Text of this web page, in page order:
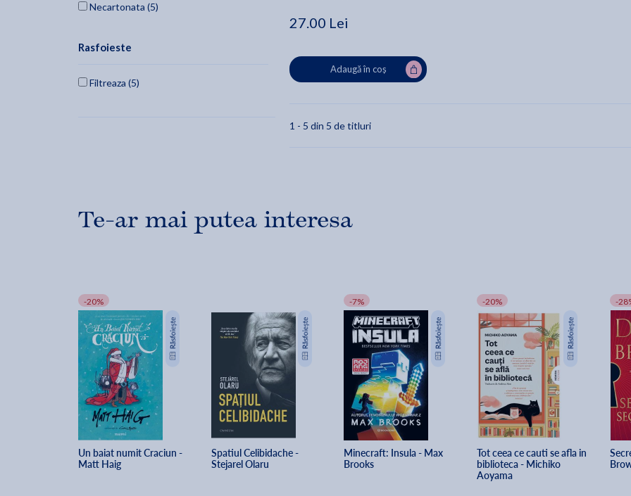
Necartonata (5)
Rasfoieste
Filtreaza (5)
27.00 Lei
Adaugă în coș
1 - 5 din 5 de titluri
Te-ar mai putea interesa
-20%
Un baiat numit Craciun -
Matt Haig
Spatiul Celibidache -
Stejarel Olaru
-7%
Minecraft: Insula - Max
Brooks
-20%
Tot ceea ce cauti se afla in
biblioteca - Michiko
Aoyama
-